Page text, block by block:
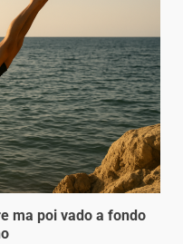
ma poi vado a fondo